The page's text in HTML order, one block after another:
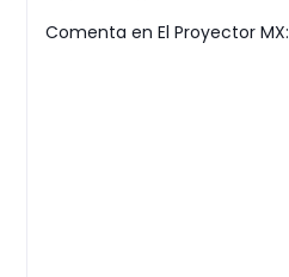
Comenta en El Proyector MX: